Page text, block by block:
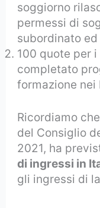
soggiorno
permessi di
subordinato
100 quote per
completato
formazione nei
Ricordiamo
del Consiglio
2021, ha
di ingressi in
gli ingressi di